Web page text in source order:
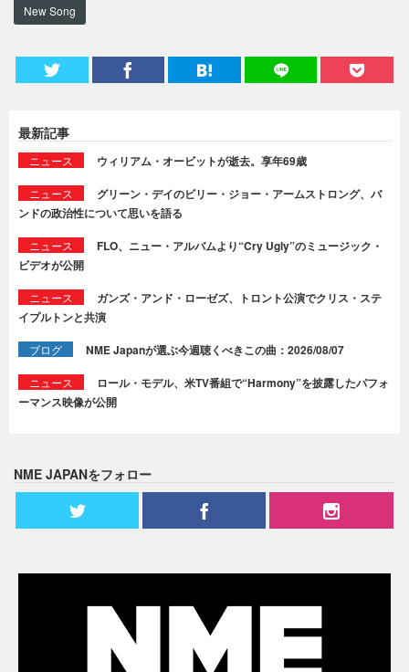
New Song
最新記事
ニュース ウィリアム・オービットが逝去。享年69歳
ニュース
グリーン・デイのビリー・ジョー・アームストロング、バ
ンドの政治性について思いを語る
ニュース
FLO、ニュー・アルバムより“Cry Ugly”のミュージック・
ビデオが公開
ニュース
ガンズ・アンド・ローゼズ、トロント公演でクリス・ステ
イプルトンと共演
ブログ NME Japanが選ぶ今週聴くべきこの曲：2026/08/07
ニュース
ロール・モデル、米TV番組で“Harmony”を披露したパフォ
ーマンス映像が公開
NME JAPANをフォロー